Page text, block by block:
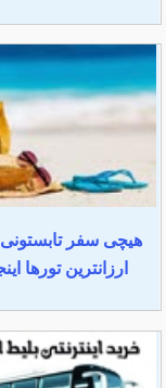
هیچی سفر
ارزانترین تورها